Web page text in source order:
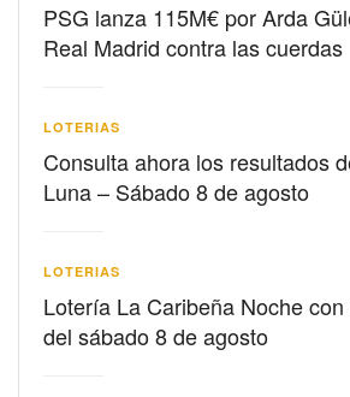
PSG lanza 115M€ por Arda
Real Madrid contra las cuerdas
LOTERIAS
Consulta ahora los resultados
Luna – Sábado 8 de agosto
LOTERIAS
Lotería La Caribeña Noche
del sábado 8 de agosto